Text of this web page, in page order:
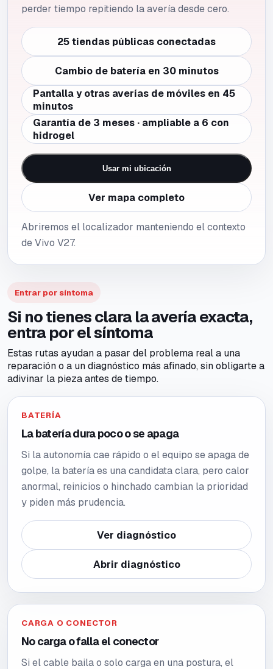
perder tiempo repitiendo la avería desde cero.
25 tiendas públicas conectadas
Cambio de batería en 30 minutos
Pantalla y otras averías de móviles en 45
minutos
Garantía de 3 meses · ampliable a 6 con
hidrogel
Usar mi ubicación
Ver mapa completo
Abriremos el localizador manteniendo el contexto
de Vivo V27.
Entrar por síntoma
Si no tienes clara la avería exacta,
entra por el síntoma
Estas rutas ayudan a pasar del problema real a una
reparación o a un diagnóstico más afinado, sin obligarte a
adivinar la pieza antes de tiempo.
BATERÍA
La batería dura poco o se apaga
Si la autonomía cae rápido o el equipo se apaga de
golpe, la batería es una candidata clara, pero calor
anormal, reinicios o hinchado cambian la prioridad
y piden más prudencia.
Ver diagnóstico
Abrir diagnóstico
CARGA O CONECTOR
No carga o falla el conector
Si el cable baila o solo carga en una postura, el